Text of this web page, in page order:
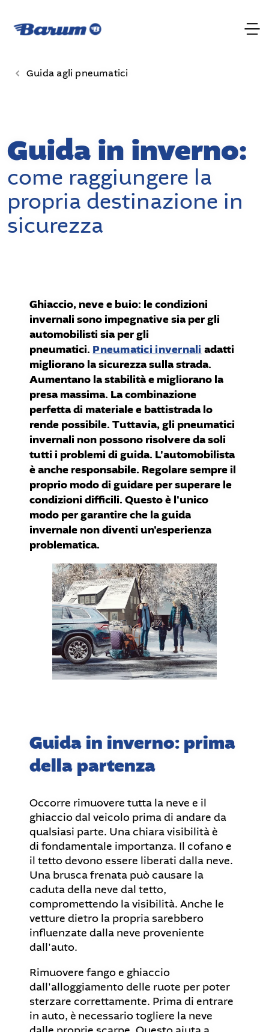
Guida agli pneumatici
Guida in inverno:
come raggiungere la
propria destinazione in
sicurezza
Ghiaccio, neve e buio: le condizioni
invernali sono impegnative sia per gli
automobilisti sia per gli
pneumatici.Pneumatici invernaliadatti
migliorano la sicurezza sulla strada.
Aumentano la stabilità e migliorano la
presa massima. La combinazione
perfetta di materiale e battistrada lo
rende possibile. Tuttavia, gli pneumatici
invernali non possono risolvere da soli
tutti i problemi di guida. L'automobilista
è anche responsabile. Regolare sempre il
proprio modo di guidare per superare le
condizioni difficili. Questo è l'unico
modo per garantire che la guida
invernale non diventi un'esperienza
problematica.
Guida in inverno: prima
della partenza
Occorre rimuovere tutta la neve e il
ghiaccio dal veicolo prima di andare da
qualsiasi parte. Una chiara visibilità è
di fondamentale importanza. Il cofano e
il tetto devono essere liberati dalla neve.
Una brusca frenata può causare la
caduta della neve dal tetto,
compromettendo la visibilità. Anche le
vetture dietro la propria sarebbero
influenzate dalla neve proveniente
dall'auto.
Rimuovere fango e ghiaccio
dall'alloggiamento delle ruote per poter
sterzare correttamente. Prima di entrare
in auto, è necessario togliere la neve